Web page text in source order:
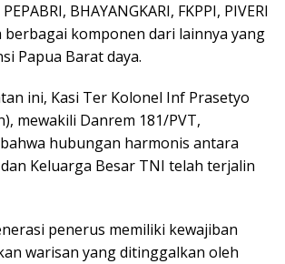
BHAYANGKARI, FKPPI, PIVERI
berbagai komponen dari lainnya yang
Papua Barat daya.
ini, Kasi Ter Kolonel Inf Prasetyo
mewakili Danrem 181/PVT,
hubungan harmonis antara
Keluarga Besar TNI telah terjalin
penerus memiliki kewajiban
warisan yang ditinggalkan oleh